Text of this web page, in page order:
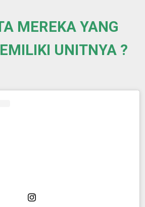
MEREKA YANG
UNITNYA ?